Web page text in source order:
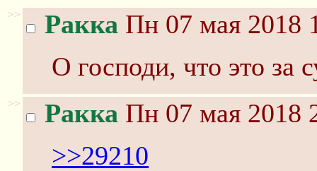
>> Ракка Пн 07 мая 2018
О господи, что это за
>> Ракка Пн 07 мая 2018
>>29210